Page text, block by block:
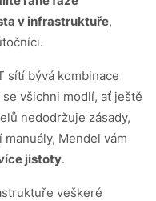
v infrastruktuře,
sítí bývá kombinace
všichni modlí, ať ještě
nedodržuje zásady,
Mendel vám
jistoty.
veškeré